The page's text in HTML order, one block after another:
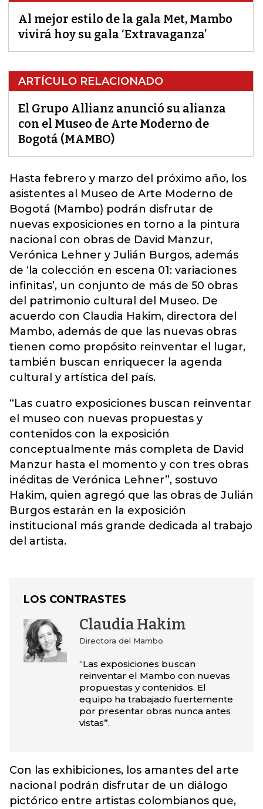
Al mejor estilo de la gala Met, Mambo
vivirá hoy su gala ‘Extravaganza’
ARTÍCULO RELACIONADO
El Grupo Allianz anunció su alianza
con el Museo de Arte Moderno de
Bogotá (MAMBO)
Hasta febrero y marzo del próximo año, los
asistentes al Museo de Arte Moderno de
Bogotá (Mambo) podrán disfrutar de
nuevas exposiciones en torno a la pintura
nacional con obras de David Manzur,
Verónica Lehner y Julián Burgos, además
de ‘la colección en escena 01: variaciones
infinitas’, un conjunto de más de 50 obras
del patrimonio cultural del Museo. De
acuerdo con Claudia Hakim, directora del
Mambo, además de que las nuevas obras
tienen como propósito reinventar el lugar,
también buscan enriquecer la agenda
cultural y artística del país.
“Las cuatro exposiciones buscan reinventar
el museo con nuevas propuestas y
contenidos con la exposición
conceptualmente más completa de David
Manzur hasta el momento y con tres obras
inéditas de Verónica Lehner”, sostuvo
Hakim, quien agregó que las obras de Julián
Burgos estarán en la exposición
institucional más grande dedicada al trabajo
del artista.
LOS CONTRASTES
Claudia Hakim
Directora del Mambo
“Las exposiciones buscan
reinventar el Mambo con nuevas
propuestas y contenidos. El
equipo ha trabajado fuertemente
por presentar obras nunca antes
vistas”.
Con las exhibiciones, los amantes del arte
nacional podrán disfrutar de un diálogo
pictórico entre artistas colombianos que,